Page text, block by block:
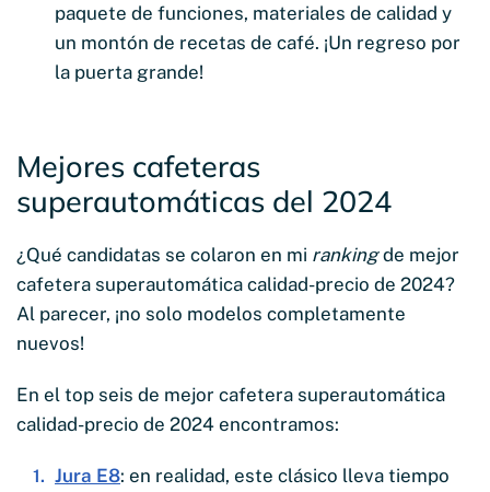
paquete de funciones, materiales de calidad y
un montón de recetas de café. ¡Un regreso por
la puerta grande!
Mejores cafeteras
superautomáticas del 2024
¿Qué candidatas se colaron en mi rankingde mejor
cafetera superautomática calidad-precio de 2024?
Al parecer, ¡no solo modelos completamente
nuevos!
En el top seis de mejor cafetera superautomática
calidad-precio de 2024 encontramos:
Jura E8: en realidad, este clásico lleva tiempo